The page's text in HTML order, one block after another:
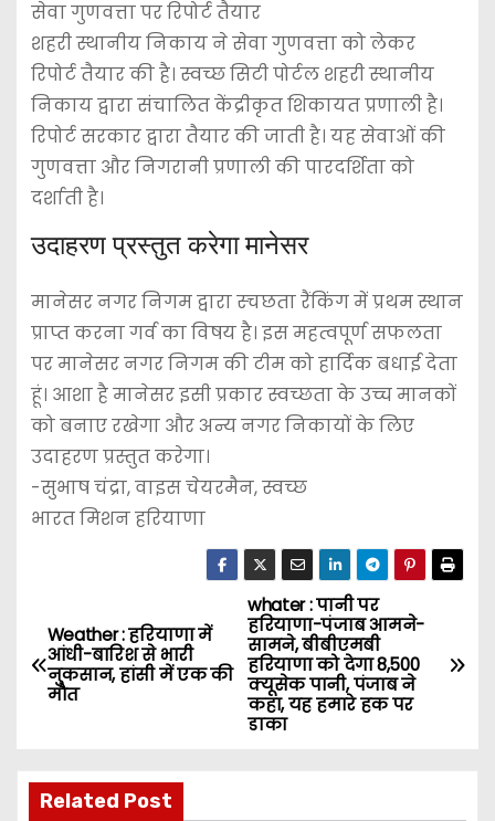
सेवा गुणवत्ता पर रिपोर्ट तैयार
शहरी स्थानीय निकाय ने सेवा गुणवत्ता को लेकर
रिपोर्ट तैयार की है। स्वच्छ सिटी पोर्टल शहरी स्थानीय
निकाय द्वारा संचालित केंद्रीकृत शिकायत प्रणाली है।
रिपोर्ट सरकार द्वारा तैयार की जाती है। यह सेवाओं की
गुणवत्ता और निगरानी प्रणाली की पारदर्शिता को
दर्शाती है।
उदाहरण प्रस्तुत करेगा मानेसर
मानेसर नगर निगम द्वारा स्चछता रैंकिंग में प्रथम स्थान
प्राप्त करना गर्व का विषय है। इस महत्वपूर्ण सफलता
पर मानेसर नगर निगम की टीम को हार्दिक बधाई देता
हूं। आशा है मानेसर इसी प्रकार स्वच्छता के उच्च मानकों
को बनाए रखेगा और अन्य नगर निकायों के लिए
उदाहरण प्रस्तुत करेगा।
-सुभाष चंद्रा, वाइस चेयरमैन, स्वच्छ
भारत मिशन हरियाणा
P
o
s
n
whater : पानी पर
हरियाणा-पंजाब आमने-
सामने, बीबीएमबी
हरियाणा को देगा 8,500
क्यूसेक पानी, पंजाब ने
कहा, यह हमारे हक पर
डाका
Weather : हरियाणा में
आंधी-बारिश से भारी
नुकसान, हांसी में एक की
मौत
Related Post